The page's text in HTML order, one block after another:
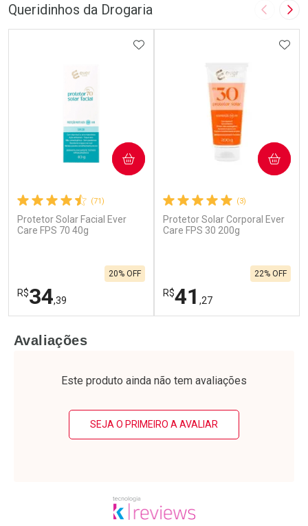
Queridinhos da Drogaria Imagem
(71)
Protetor Solar Facial Ever
Care FPS 70 40g
R$34,39
20% OFF
ADICIONAR AOS FAVORITOS
COMPRAR
Laboratório
Por Menos
(3)
Protetor Solar Corporal Ever
Care FPS 30 200g
R$41 ,27
22% OFF
COMPRAR
Laboratório
Por Menos
Avaliações
Este produto ainda não tem avaliações
SEJA O PRIMEIRO A AVALIAR